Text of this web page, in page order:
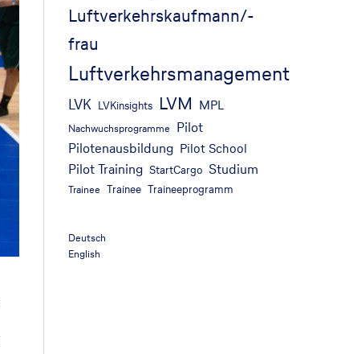
Luftverkehrskaufmann/-
frau
Luftverkehrsmanagement
LVK LVKinsights LVM MPL
Nachwuchsprogramme Pilot
Pilotenausbildung Pilot School
Pilot Training StartCargo Studium
Trainee Trainee Traineeprogramm
Deutsch
English